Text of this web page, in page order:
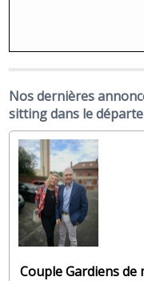
Nos dernières
sitting dans le
Couple Gardiens